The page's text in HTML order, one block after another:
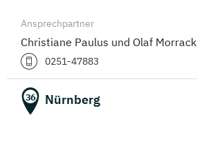
Ansprechpartner
Christiane Paulus und Olaf Morrack
0251-47883
36 Nürnberg